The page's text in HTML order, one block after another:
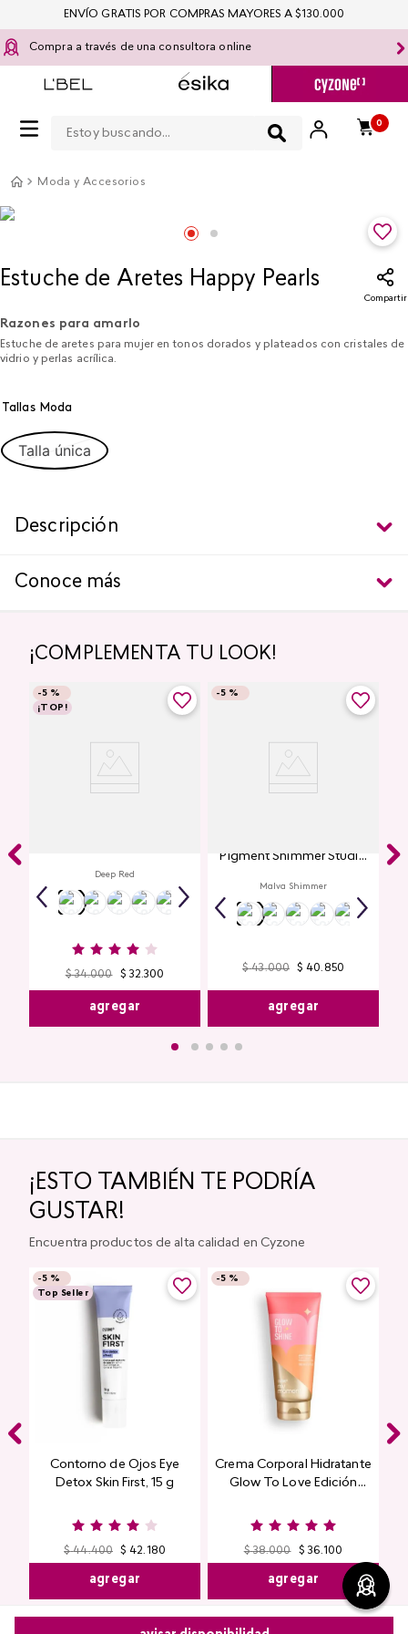
Compra a través de una consultora online
0
ENVÍO GRATIS POR COMPRAS MAYORES A $130.000
Moda y Accesorios
Estuche de Aretes Happy Pearls
Compartir
Razones para amarlo
Estuche de aretes para mujer en tonos dorados y plateados con cristales de
vidrio y perlas acrílica.
Tallas Moda
Talla única
Descripción
Conoce más
¡COMPLEMENTA TU LOOK!
-5 %
¡TOP!
Deep Red
$ 34.000 $ 32.300
agregar
-5 %
Pigment Shimmer Studio
Malva Shimmer
$ 43.000 $ 40. 850
agregar
¡ESTO TAMBIÉN TE PODRÍA
GUSTAR!
Encuentra productos de alta calidad en Cyzone
-5 %
Top Seller
Contorno de Ojos Eye
Detox Skin First, 15 g
$ 44.400 $ 42.180
agregar
-5 %
Crema Corporal Hidratante
Glow To Love Edición
$ 38.000 $ 36.100
agregar